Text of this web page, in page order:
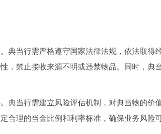
典当行需严格遵守国家法律法规，依法取得
，禁止接收来源不明或违禁物品。同时，典
典当行需建立风险评估机制，对典当物的价
合理的当金比例和利率标准，确保业务风险